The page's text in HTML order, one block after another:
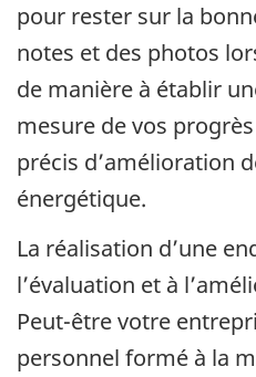
pour rester sur la
notes et des photos
de manière à établir
mesure de vos
précis d’amélioration
énergétique.
La réalisation d’une
l’évaluation et à
Peut-être votre
personnel formé à la